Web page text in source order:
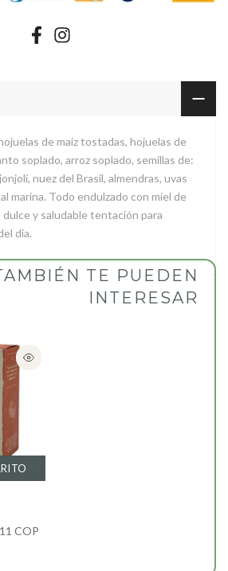
de maíz tostadas, hojuelas de
soplado, arroz soplado, semillas de:
nuez del Brasil, almendras, uvas
marina. Todo endulzado con miel de
dulce y saludable tentación para
día.
TE PUEDEN
INTERESAR
COP